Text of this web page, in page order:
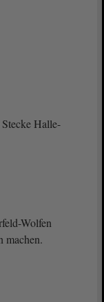
Halle-
Wolfen
machen.